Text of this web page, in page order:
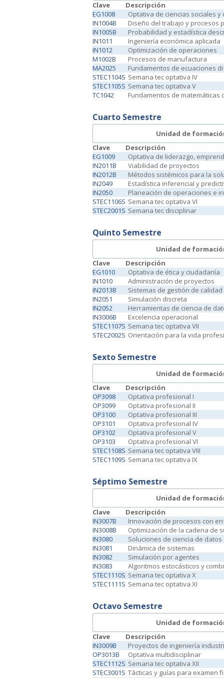
Clave
Descripción
EG1008
Optativa de ciencias sociales
IN1004B
Diseño del trabajo y procesos
IN1005B
Probabilidad y estadística
IN1011
Ingeniería económica aplicada
IN1012
Optimización de operaciones
M1002B
Procesos de manufactura
MA2025
Fundamentos de ecuaciones
STEC1104S Semana tec optativa IV
STEC1105S Semana tec optativa V
TC1042
Fundamentos de matemáticas
Cuarto Semestre
Unidad de
Clave
Descripción
EG1009
Optativa de liderazgo,
IN2011B
Viabilidad de proyectos
IN2012B
Métodos sistémicos para la
IN2049
Estadística inferencial y
IN2050
Planeación de operaciones e
STEC1106S Semana tec optativa VI
STEC2001S Semana tec disciplinar
Quinto Semestre
Unidad de
Clave
Descripción
EG1010
Optativa de ética y ciudadanía
IN1010
Administración de proyectos
IN2013B
Sistemas de gestión de calidad
IN2051
Simulación discreta
IN2052
Herramientas de ciencia de
IN3006B
Excelencia operacional
STEC1107S Semana tec optativa VII
STEC2002S Orientación para la vida
Sexto Semestre
Unidad de
Clave
Descripción
OP3098
Optativa profesional I
OP3099
Optativa profesional II
OP3100
Optativa profesional III
OP3101
Optativa profesional IV
OP3102
Optativa profesional V
OP3103
Optativa profesional VI
STEC1108S Semana tec optativa VIII
STEC1109S Semana tec optativa IX
Séptimo Semestre
Unidad de
Clave
Descripción
IN3007B
Innovación de procesos con
IN3008B
Optimización de la cadena de
IN3080
Soluciones de ciencia de datos
IN3081
Dinámica de sistemas
IN3082
Simulación por agentes
IN3083
Algoritmos estocásticos y
STEC1110S Semana tec optativa X
STEC1111S Semana tec optativa XI
Octavo Semestre
Unidad de
Clave
Descripción
IN3009B
Proyectos de ingeniería
OP3013B
Optativa multidisciplinar
STEC1112S Semana tec optativa XII
STEC3001S Tácticas y guías para examen